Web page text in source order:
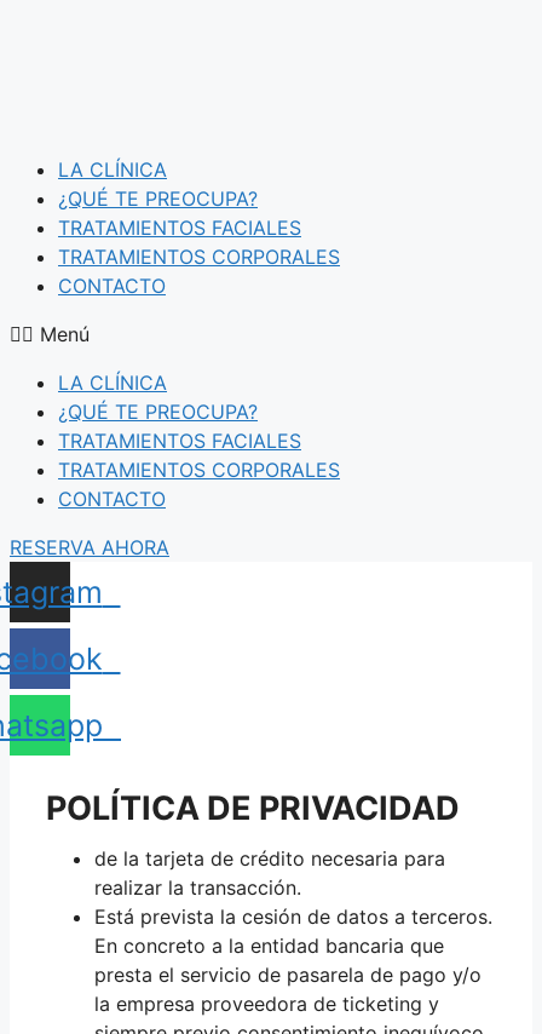
LA CLÍNICA
¿QUÉ TE PREOCUPA?
TRATAMIENTOS FACIALES
TRATAMIENTOS CORPORALES
CONTACTO
Menú
LA CLÍNICA
¿QUÉ TE PREOCUPA?
TRATAMIENTOS FACIALES
TRATAMIENTOS CORPORALES
CONTACTO
RESERVA AHORA
POLÍTICA DE PRIVACIDAD
de la tarjeta de crédito necesaria para
realizar la transacción.
Está prevista la cesión de datos a terceros.
En concreto a la entidad bancaria que
presta el servicio de pasarela de pago y/o
la empresa proveedora de ticketing y